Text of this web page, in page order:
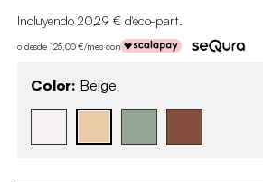
Incluyendo 20,29 € d'éco-part.
o desde 125,00 €/mes con
Color: Beige